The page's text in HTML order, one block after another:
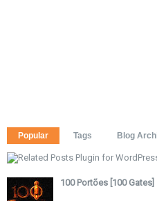
Popular Tags Blog
100 Portões [100 Gates]